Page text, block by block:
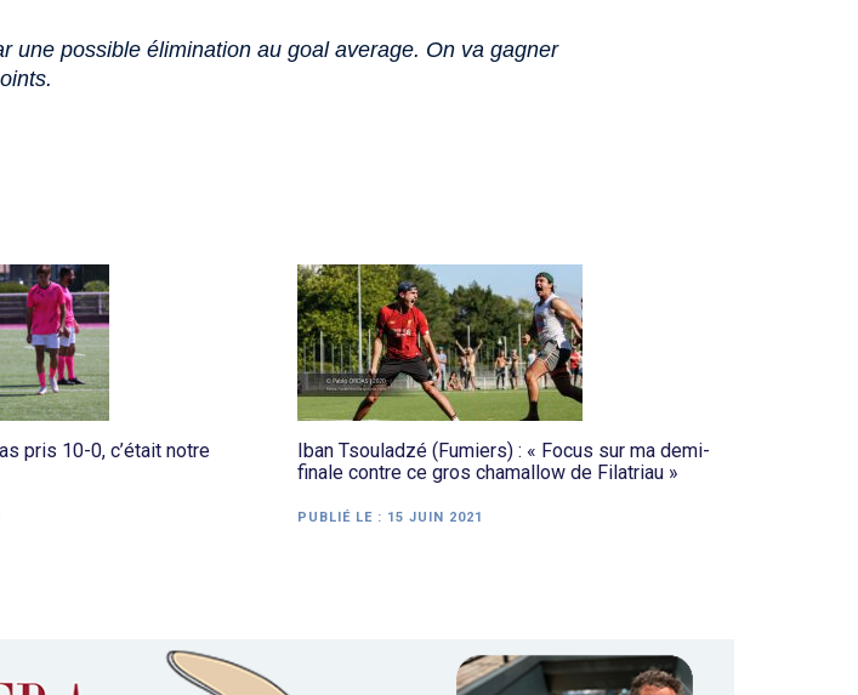
une possible élimination au goal average. On va gagner
pris 10-0, c’était notre
Iban Tsouladzé (Fumiers) : « Focus sur ma demi-
finale contre ce gros chamallow de Filatriau »
PUBLIÉ LE : 15 JUIN 2021